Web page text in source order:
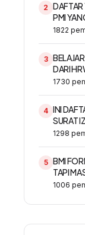
2 DAFTAR
PMI
1822
3
DARI
1730
4 INI
SURAT
1298
5 BMI
TAPI
1006